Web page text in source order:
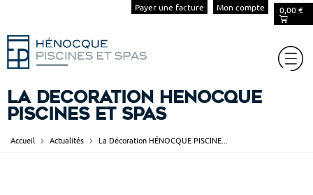
Payer une facture Mon compte 0,00 €
La Décoration HÉNOCQUE
PISCINES ET SPAS
Accueil Actualités La Décoration HÉNOCQUE PISCINE...